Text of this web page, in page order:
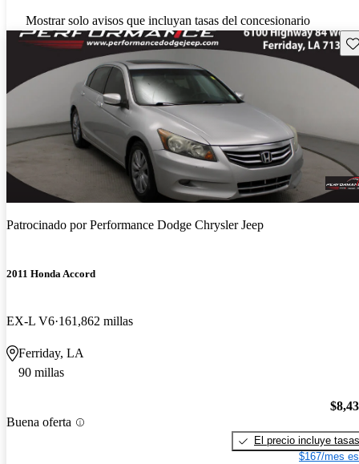
Mostrar solo avisos que incluyan tasas del concesionario
Patrocinado porPerformance Dodge Chrysler Jeep
2011 Honda Accord
EX-L V6 161,862 millas
Ferriday, LA
90 millas
Buena oferta
El precio incluye tasas
$167/mes